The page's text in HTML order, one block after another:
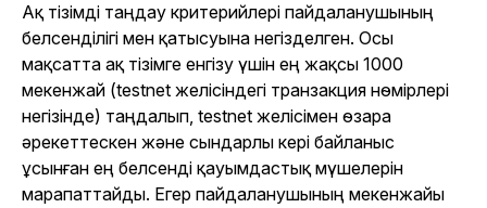
Ақ тізімді таңдау критерийлері пайдаланушының
белсенділігі мен қатысуына негізделген. Осы
мақсатта ақ тізімге енгізу үшін ең жақсы 1000
мекенжай (testnet желісіндегі транзакция нөмірлері
негізінде) таңдалып, testnet желісімен өзара
әрекеттескен және сындарлы кері байланыс
ұсынған ең белсенді қауымдастық мүшелерін
марапаттайды. Егер пайдаланушының мекенжайы